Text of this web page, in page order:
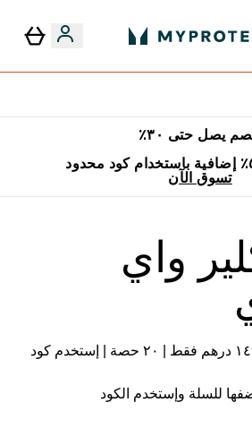
يصل حتى ٣٠٪
تسوق الآن
واي
حصري | كلير واي ب ١٤٩ درهم فقط | ٢٠ حصة | إستخدم كود
للسلة وإستخدم الكود